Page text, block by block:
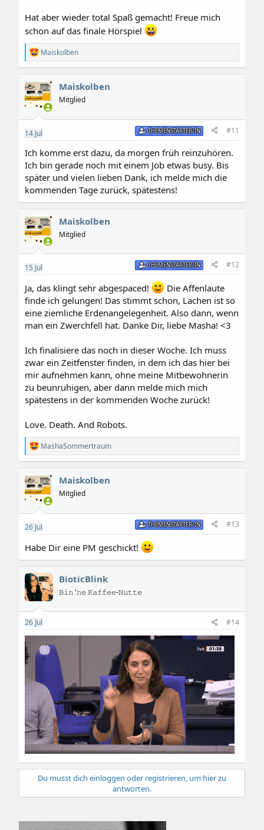
Hat aber wieder total Spaß gemacht! Freue mich
schon auf das finale Hörspiel
R
e
a
k
t
i
o
n
n
Maiskolben
Maiskolben
Mitglied
14 Jul THEMENSTARTER/IN #11
Ich komme erst dazu, da morgen früh reinzuhören.
Ich bin gerade noch mit einem Job etwas busy. Bis
später und vielen lieben Dank, ich melde mich die
kommenden Tage zurück, spätestens!
Maiskolben
Mitglied
15 Jul THEMENSTARTER/IN #12
Ja, das klingt sehr abgespaced!
Die Affenlaute
finde ich gelungen! Das stimmt schon, Lachen ist so
eine ziemliche Erdenangelegenheit. Also dann, wenn
man ein Zwerchfell hat. Danke Dir, liebe Masha! <3
Ich finalisiere das noch in dieser Woche. Ich muss
zwar ein Zeitfenster finden, in dem ich das hier bei
mir aufnehmen kann, ohne meine Mitbewohnerin
zu beunruhigen, aber dann melde mich mich
spätestens in der kommenden Woche zurück!
Love. Death. And Robots.
R
e
a
k
t
i
o
n
n
MashaSommertraum
Maiskolben
Mitglied
26 Jul THEMENSTARTER/IN #13
Habe Dir eine PM geschickt!
BioticBlink
𝙱𝚒𝚗 '𝚗𝚎 𝙺𝚊𝚏𝚏𝚎𝚎-𝙽𝚞𝚝𝚝𝚎
26 Jul #14
Du musst dich einloggen oder registrieren, um hier zu
antworten.